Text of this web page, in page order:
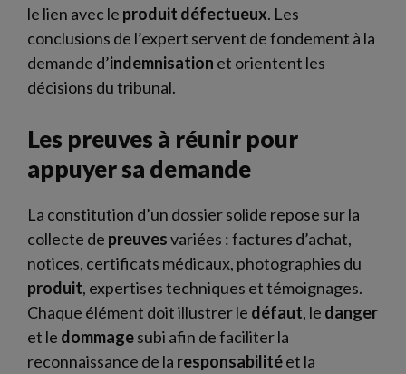
le lien avec le produit défectueux. Les
conclusions de l’expert servent de fondement à la
demande d’indemnisation et orientent les
décisions du tribunal.
Les preuves à réunir pour
appuyer sa demande
La constitution d’un dossier solide repose sur la
collecte de preuvesvariées : factures d’achat,
notices, certificats médicaux, photographies du
produit, expertises techniques et témoignages.
Chaque élément doit illustrer le défaut, le danger
et le dommagesubi afin de faciliter la
reconnaissance de la responsabilitéet la